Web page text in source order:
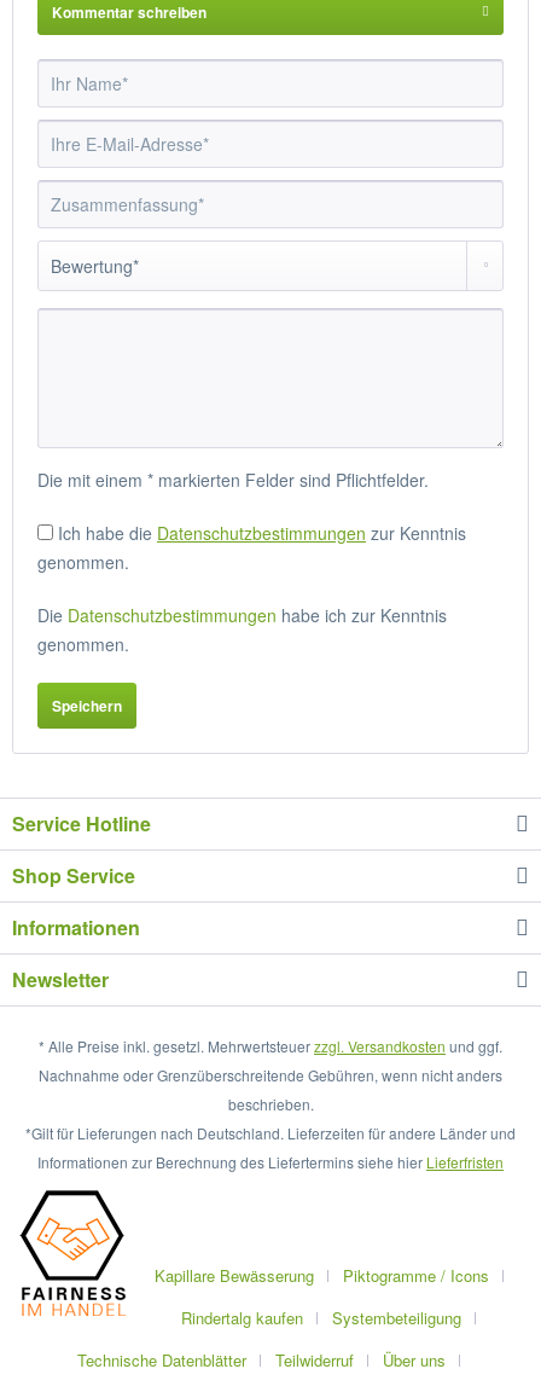
Kommentar schreiben
Die mit einem * markierten Felder sind Pflichtfelder.
Ich habe die Datenschutzbestimmungen zur Kenntnis
genommen.
Die Datenschutzbestimmungen habe ich zur Kenntnis
genommen.
Service Hotline
Shop Service
Informationen
Newsletter
* Alle Preise inkl. gesetzl. Mehrwertsteuerzzgl. Versandkosten und ggf.
Nachnahme oder Grenzüberschreitende Gebühren, wenn nicht anders
beschrieben.
*Gilt für Lieferungen nach Deutschland. Lieferzeiten für andere Länder und
Informationen zur Berechnung des Liefertermins siehe hier Lieferfristen
Kapillare Bewässerung
Piktogramme / Icons
Rindertalg kaufen
Systembeteiligung
Technische Datenblätter
Teilwiderruf
Über uns